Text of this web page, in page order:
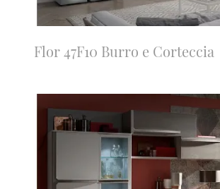
Flor 47F10 Burro e Corteccia